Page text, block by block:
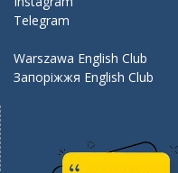
Telegram
Warszawa English Club
Запоріжжя English Club